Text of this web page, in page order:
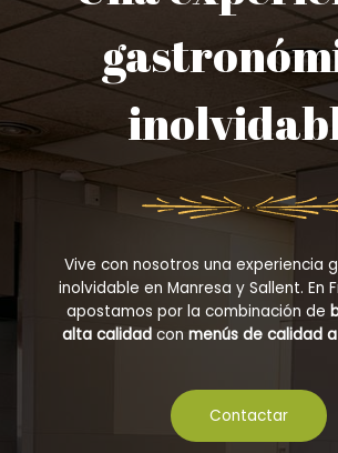
Vive con nosotros una experiencia
inolvidable en Manresa y Sallent. En
apostamos por la combinación de
alta calidad con menús de calidad
Contactar